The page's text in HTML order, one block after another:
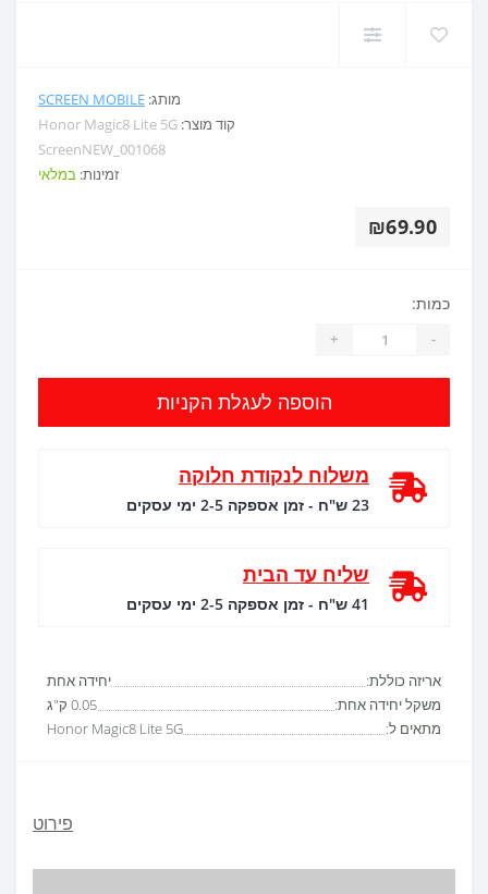
מותג: SCREEN MOBILE
קוד מוצר: Honor Magic8 Lite 5G
ScreenNEW_001068
זמינות: במלאי
₪69.90
אריזה כוללת:
יחידה אחת
משקל יחידה אחת:
0.05 ק"ג
מתאים ל:
Honor Magic8 Lite 5G
כמות:
-
+
הוספה לעגלת הקניות
משלוח לנקודת חלוקה
23 ש"ח - זמן אספקה 2-5 ימי עסקים
שליח עד הבית
41 ש"ח - זמן אספקה 2-5 ימי עסקים
פירוט